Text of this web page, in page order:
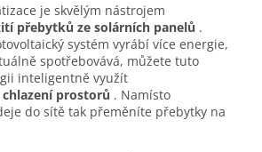
je skvělým nástrojem
přebytků ze solárních panelů .
systém vyrábí více energie,
spotřebovává, můžete tuto
inteligentně využít
prostorů . Namísto
do sítě tak přeměníte přebytky na